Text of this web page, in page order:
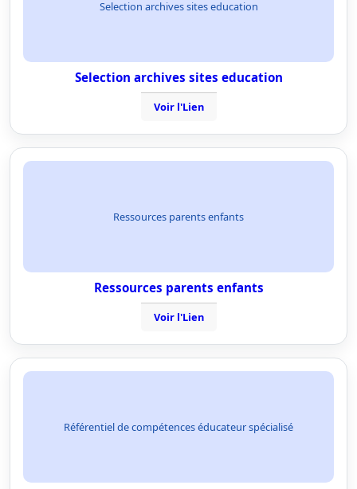
Selection archives sites education
Selection archives sites education
Voir l'Lien
Ressources parents enfants
Ressources parents enfants
Voir l'Lien
Référentiel de compétences éducateur spécialisé